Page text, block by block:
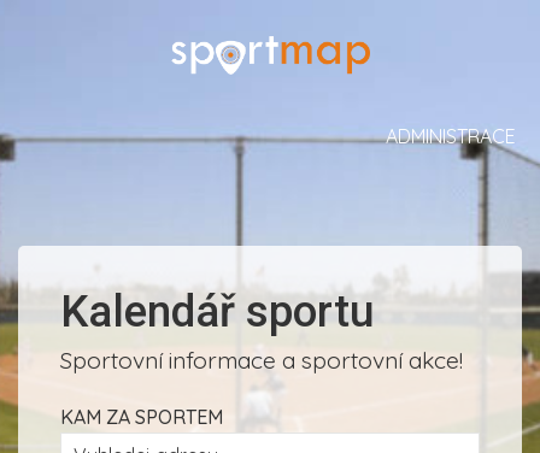
ADMINISTRACE
Kalendář sportu
Sportovní informace a sportovní akce!
KAM ZA SPORTEM